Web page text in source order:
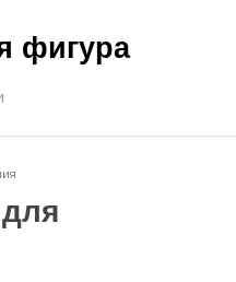
фигура